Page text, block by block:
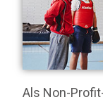
Als Non-